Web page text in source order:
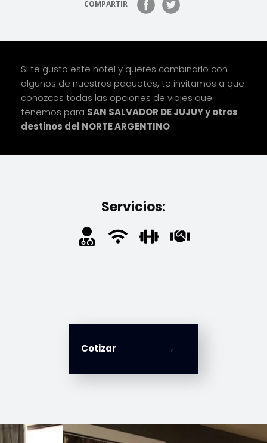
COMPARTIR
Si te gusto este hotel y queres combinarlo con
algunos de nuestros paquetes, te invitamos a que
conozcas todas las opciones de viajes que
tenemos para SAN SALVADOR DE JUJUY y otros
destinos del NORTE ARGENTINO
Servicios:
Cotizar